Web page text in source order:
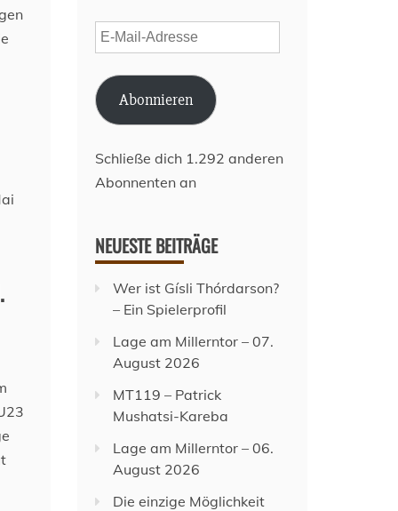
E-
Mail-
Adresse
Abonnieren
Schließe dich 1.292 anderen
Abonnenten an
NEUESTE BEITRÄGE
Wer ist Gísli Thórdarson?
– Ein Spielerprofil
Lage am Millerntor – 07.
August 2026
MT119 – Patrick
Mushatsi-Kareba
Lage am Millerntor – 06.
August 2026
Die einzige Möglichkeit